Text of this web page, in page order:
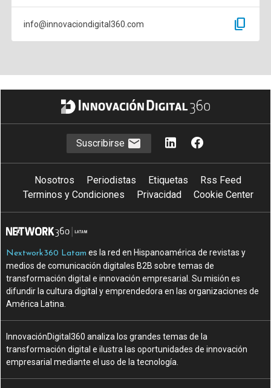
info@innovaciondigital360.com content_copy
Suscribirse
Nosotros Periodistas Etiquetas
Rss Feed
Terminos y Condiciones
Privacidad Cookie Center
Nextwork360 Latam es la red en Hispanoamérica de revistas y
medios de comunicación digitales B2B sobre temas de
transformación digital e innovación empresarial. Su misión es
difundir la cultura digital y emprendedora en las organizaciones de
América Latina.
InnovaciónDigital360 analiza los grandes temas de la
transformación digital e ilustra las oportunidades de innovación
empresarial mediante el uso de la tecnología.